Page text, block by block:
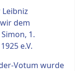
dem
1.
e.V.
Votum wurde